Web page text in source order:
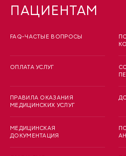
ПАЦИЕНТАМ
FAQ-ЧАСТЫЕ ВОПРОСЫ
ОПЛАТА УСЛУГ
ПРАВИЛА ОКАЗАНИЯ
МЕДИЦИНСКИХ УСЛУГ
МЕДИЦИНСКАЯ
ДОКУМЕНТАЦИЯ